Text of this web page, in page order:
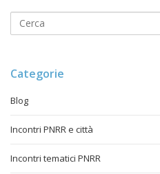
Categorie
Blog
Incontri PNRR e città
Incontri tematici PNRR